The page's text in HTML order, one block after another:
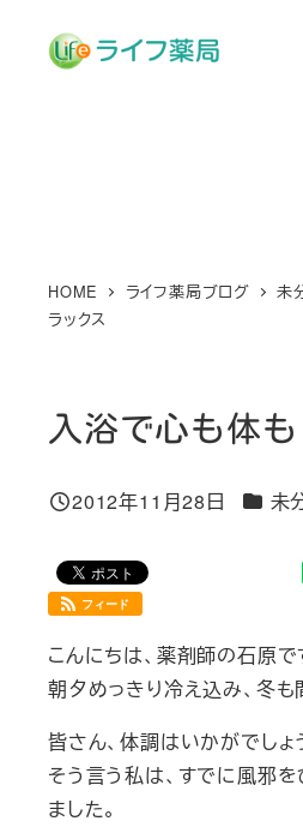
HOME ライフ薬局ブログ 未
ラックス
入浴で心も体
投稿日
2012年11月28日 カテゴ
未
フィード
こんにちは、薬剤師の石原で
朝夕めっきり冷え込み、冬も
皆さん、体調はいかがでしょ
そう言う私は、すでに風邪
ました。